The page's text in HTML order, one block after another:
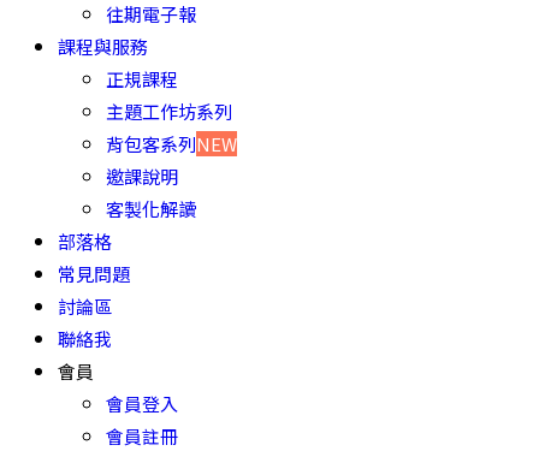
往期電子報
課程與服務
正規課程
主題工作坊系列
背包客系列NEW
邀課說明
客製化解讀
部落格
常見問題
討論區
聯絡我
會員
會員登入
會員註冊